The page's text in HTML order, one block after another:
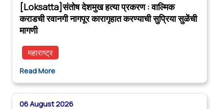
[Loksatta]संतोष देशमुख हत्या प्रकरण : वाल्मिक
कराडची रवानगी नागपूर कारागृहात करण्याची सुप्रिया सुळेंची
मागणी
महाराष्ट्र
Read More
06 August 2026